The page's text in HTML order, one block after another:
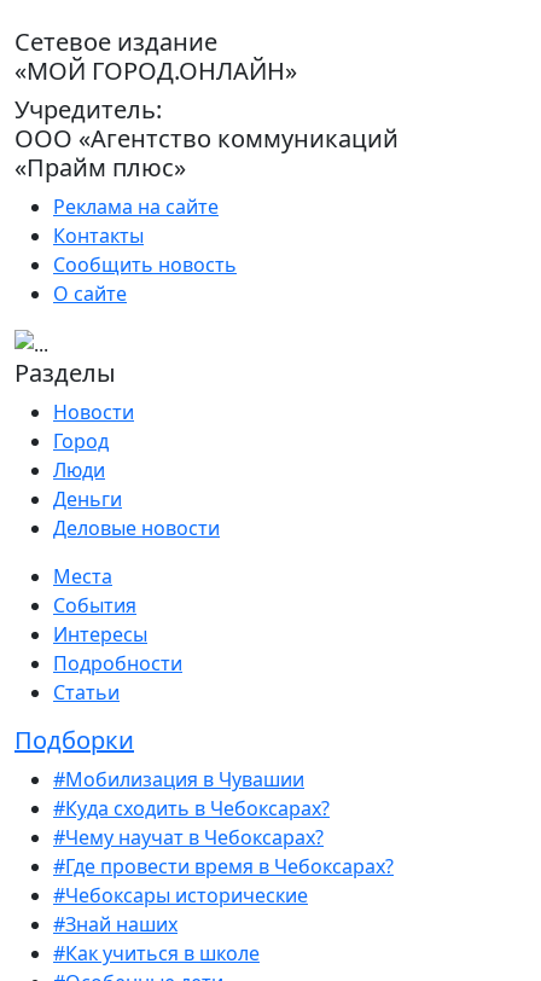
Сетевое издание
«МОЙ ГОРОД.ОНЛАЙН»
Учредитель:
ООО «Агентство коммуникаций
«Прайм плюс»
Реклама на сайте
Контакты
Сообщить новость
О сайте
Разделы
Новости
Город
Люди
Деньги
Деловые новости
Места
События
Интересы
Подробности
Статьи
Подборки
#Мобилизация в Чувашии
#Куда сходить в Чебоксарах?
#Чему научат в Чебоксарах?
#Где провести время в Чебоксарах?
#Чебоксары исторические
#Знай наших
#Как учиться в школе